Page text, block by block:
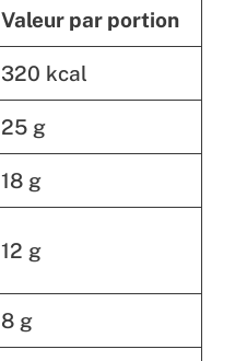
Valeur par portion
320 kcal
25 g
18 g
12 g
8 g